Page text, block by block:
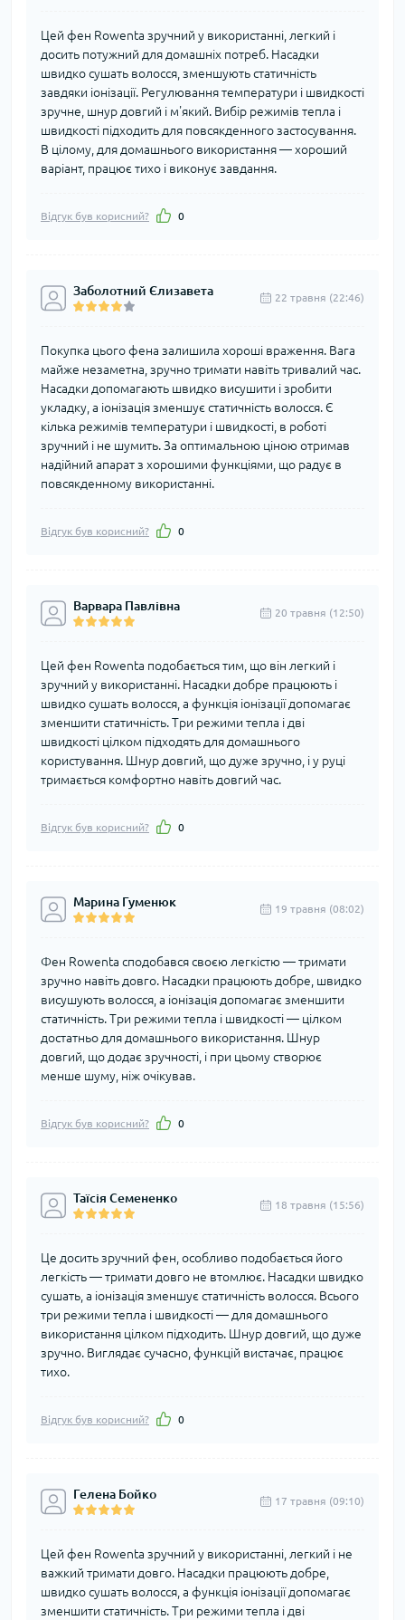
Цей фен Rowenta зручний у використанні, легкий і
досить потужний для домашніх потреб. Насадки
швидко сушать волосся, зменшують статичність
завдяки іонізації. Регулювання температури і швидкості
зручне, шнур довгий і м'який. Вибір режимів тепла і
швидкості підходить для повсякденного застосування.
В цілому, для домашнього використання — хороший
варіант, працює тихо і виконує завдання.
Відгук був корисний? 0
Заболотний Єлизавета 22 травня (22:46)
Покупка цього фена залишила хороші враження. Вага
майже незаметна, зручно тримати навіть тривалий час.
Насадки допомагають швидко висушити і зробити
укладку, а іонізація зменшує статичність волосся. Є
кілька режимів температури і швидкості, в роботі
зручний і не шумить. За оптимальною ціною отримав
надійний апарат з хорошими функціями, що радує в
повсякденному використанні.
Відгук був корисний? 0
Варвара Павлівна 20 травня (12:50)
Цей фен Rowenta подобається тим, що він легкий і
зручний у використанні. Насадки добре працюють і
швидко сушать волосся, а функція іонізації допомагає
зменшити статичність. Три режими тепла і дві
швидкості цілком підходять для домашнього
користування. Шнур довгий, що дуже зручно, і у руці
тримається комфортно навіть довгий час.
Відгук був корисний? 0
Марина Гуменюк 19 травня (08:02)
Фен Rowenta сподобався своєю легкістю — тримати
зручно навіть довго. Насадки працюють добре, швидко
висушують волосся, а іонізація допомагає зменшити
статичність. Три режими тепла і швидкості — цілком
достатньо для домашнього використання. Шнур
довгий, що додає зручності, і при цьому створює
менше шуму, ніж очікував.
Відгук був корисний? 0
Таїсія Семененко 18 травня (15:56)
Це досить зручний фен, особливо подобається його
легкість — тримати довго не втомлює. Насадки швидко
сушать, а іонізація зменшує статичність волосся. Всього
три режими тепла і швидкості — для домашнього
використання цілком підходить. Шнур довгий, що дуже
зручно. Виглядає сучасно, функцій вистачає, працює
тихо.
Відгук був корисний? 0
Гелена Бойко 17 травня (09:10)
Цей фен Rowenta зручний у використанні, легкий і не
важкий тримати довго. Насадки працюють добре,
швидко сушать волосся, а функція іонізації допомагає
зменшити статичність. Три режими тепла і дві